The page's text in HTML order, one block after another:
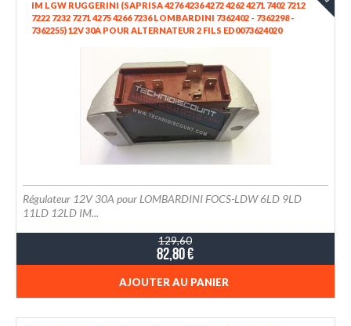
IM LGW RUGGERINI (SAPRISA 4276 4236 4272 4262 4271 7402 7212
7222 7232 7271 4275 4266 7236 LOMBARDINI 7362402 - 7362298 -
7362255) 12V 30A POUR ALTERNATEUR 2 FILS ED0073624020
Régulateur 12V 30A pour LOMBARDINI FOCS-LDW 6LD 9LD
11LD 12LD IM...
129,60
82,80 €
AJOUTER AU PANIER